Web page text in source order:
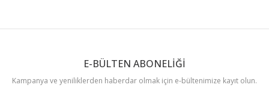
E-BÜLTEN ABONELİĞİ
Kampanya ve yeniliklerden haberdar olmak için e-bültenimize kayıt olun.